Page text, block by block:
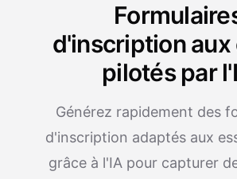
d'inscription aux
pilotés par
Générez rapidement des
d'inscription adaptés aux
grâce à l'IA pour capturer